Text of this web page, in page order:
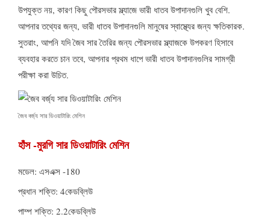
উপযুক্ত নয়, কারণ কিছু পৌরসভার স্ল্যাজে ভারী ধাতব উপাদানগুলি খুব বেশি.
আপনার তথ্যের জন্য, ভারী ধাতব উপাদানগুলি মানুষের স্বাস্থ্যের জন্য ক্ষতিকারক.
সুতরাং, আপনি যদি জৈব সার তৈরির জন্য পৌরসভার স্ল্যাজকে উপকরণ হিসাবে
ব্যবহার করতে চান তবে, আপনার প্রথম ধাপে ভারী ধাতব উপাদানগুলির সামগ্রী
পরীক্ষা করা উচিত.
জৈব বর্জ্য সার ডিওয়াটারিং মেশিন
হাঁস -মুরগি সার ডিওয়াটারিং মেশিন
মডেল: এসএক্স -180
প্রধান শক্তি: 4কেডব্লিউ
পাম্প শক্তি: 2.2কেডব্লিউ